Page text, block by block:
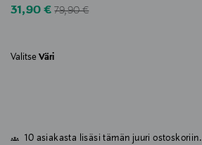
Discounted Price
31,90 €Original Price
79,90 €
Valitse Väri
10 asiakasta lisäsi tämän juuri ostoskoriin.